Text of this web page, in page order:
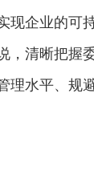
现企业的可
，清晰把握
理水平、规